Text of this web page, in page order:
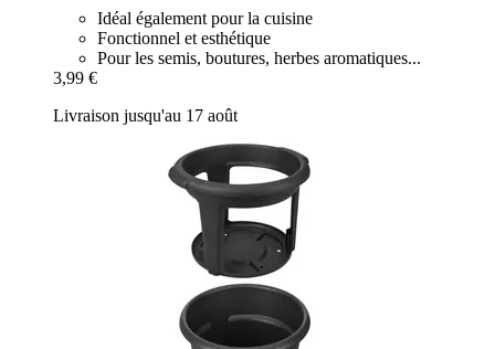
Idéal également pour la cuisine
Fonctionnel et esthétique
Pour les semis, boutures, herbes aromatiques...
3,99 €
Livraison jusqu'au 17 août